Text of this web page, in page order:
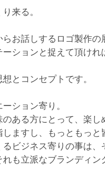
来る。
らお話しするロゴ製作の
ションと捉えて頂けれ
とコンセプトです。
ション寄り。
のある方にとって、楽し
ますし、もっともっと
ビジネス寄りの事は、
れも立派なブランディン